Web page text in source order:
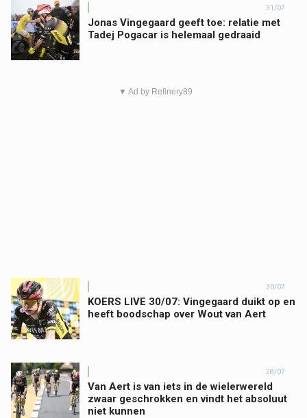
31/07
Jonas Vingegaard geeft toe: relatie met
Tadej Pogacar is helemaal gedraaid
▼ Ad by Refinery89
30/07
KOERS LIVE 30/07: Vingegaard duikt op en
heeft boodschap over Wout van Aert
28/07
Van Aert is van iets in de wielerwereld
zwaar geschrokken en vindt het absoluut
niet kunnen